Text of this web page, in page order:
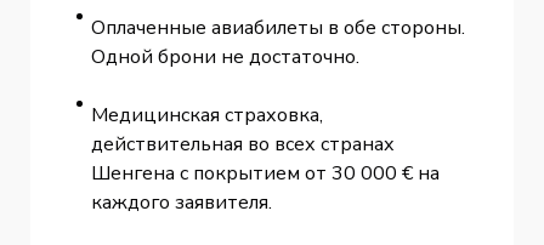
Оплаченные авиабилеты в обе стороны.
Одной брони не достаточно.
Медицинская страховка,
действительная во всех странах
Шенгена с покрытием от 30 000 € на
каждого заявителя.